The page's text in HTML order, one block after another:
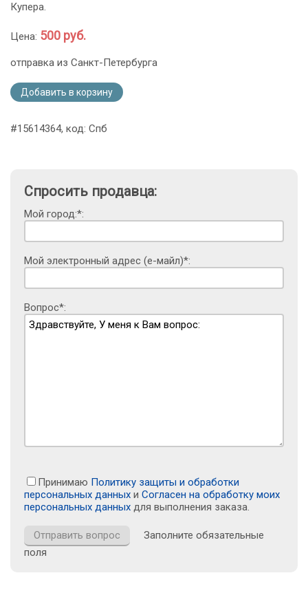
Купера.
Цена: 500 руб.
отправка из Санкт-Петербурга
Добавить в корзину
#15614364, код: Спб
Спросить продавца:
Мой город:*:
Мой электронный адрес (е-майл)*:
Вопрос*:
Принимаю Политику защиты и обработки
персональных данных и Согласен на обработку моих
персональных данных для выполнения заказа.
Заполните обязательные
поля